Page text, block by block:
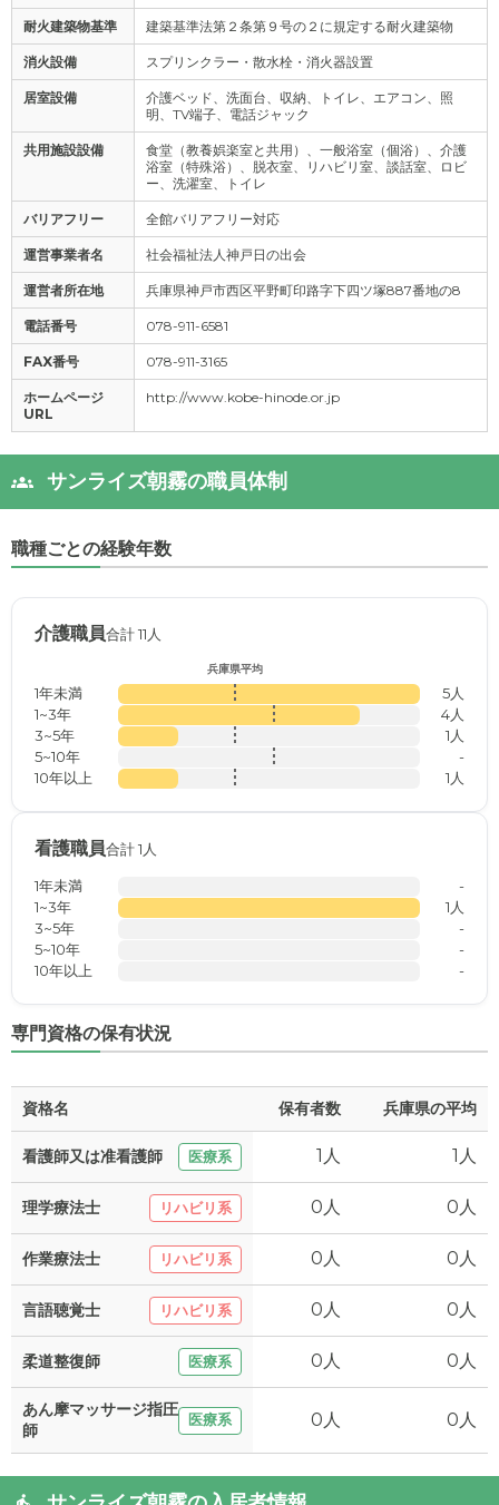
耐火建築物基準 建築基準法第２条第９号の２に規定する耐火建築物
消火設備 スプリンクラー・散水栓・消火器設置
居室設備
介護ベッド、洗面台、収納、トイレ、エアコン、照
明、TV端子、電話ジャック
共用施設設備
食堂（教養娯楽室と共用）、一般浴室（個浴）、介護
浴室（特殊浴）、脱衣室、リハビリ室、談話室、ロビ
ー、洗濯室、トイレ
バリアフリー 全館バリアフリー対応
運営事業者名 社会福祉法人神戸日の出会
運営者所在地 兵庫県神戸市西区平野町印路字下四ツ塚887番地の8
電話番号 078-911-6581
FAX番号 078-911-3165
ホームページ
URL
http://www.kobe-hinode.or.jp
サンライズ朝霧の職員体制
職種ごとの経験年数
介護職員合計 11人
兵庫県平均
1年未満
5人
1~3年
4人
3~5年
1人
5~10年
-
10年以上
1人
看護職員合計 1人
1年未満
-
1~3年
1人
3~5年
-
5~10年
-
10年以上
-
専門資格の保有状況
資格名 保有者数 兵庫県の平均
看護師又は准看護師 医療系 1人 1人
理学療法士 リハビリ系 0人 0人
作業療法士 リハビリ系 0人 0人
言語聴覚士 リハビリ系 0人 0人
柔道整復師 医療系 0人 0人
あん摩マッサージ指圧
師
医療系 0人 0人